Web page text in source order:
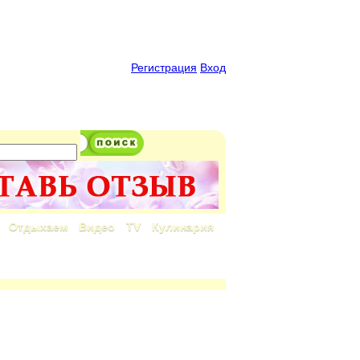
Регистрация Вход
Отдыхаем Видео TV Кулинария